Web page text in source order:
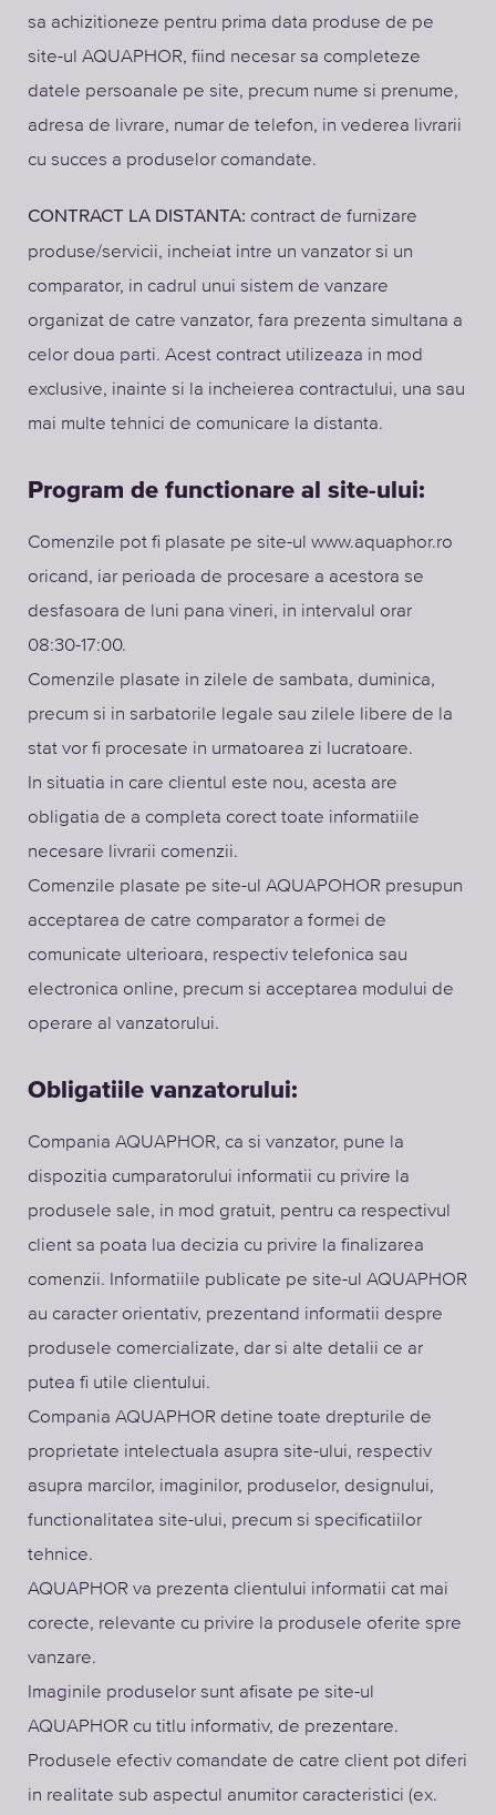
sa achizitioneze pentru prima data produse de pe
site-ul AQUAPHOR, fiind necesar sa completeze
datele persoanale pe site, precum nume si prenume,
adresa de livrare, numar de telefon, in vederea livrarii
cu succes a produselor comandate.
CONTRACT LA DISTANTA: contract de furnizare
produse/servicii, incheiat intre un vanzator si un
comparator, in cadrul unui sistem de vanzare
organizat de catre vanzator, fara prezenta simultana a
celor doua parti. Acest contract utilizeaza in mod
exclusive, inainte si la incheierea contractului, una sau
mai multe tehnici de comunicare la distanta.
Program de functionare al site-ului:
Comenzile pot fi plasate pe site-ul www.aquaphor.ro
oricand, iar perioada de procesare a acestora se
desfasoara de luni pana vineri, in intervalul orar
08:30-17:00.
Comenzile plasate in zilele de sambata, duminica,
precum si in sarbatorile legale sau zilele libere de la
stat vor fi procesate in urmatoarea zi lucratoare.
In situatia in care clientul este nou, acesta are
obligatia de a completa corect toate informatiile
necesare livrarii comenzii.
Comenzile plasate pe site-ul AQUAPOHOR presupun
acceptarea de catre comparator a formei de
comunicate ulterioara, respectiv telefonica sau
electronica online, precum si acceptarea modului de
operare al vanzatorului.
Obligatiile vanzatorului:
Compania AQUAPHOR, ca si vanzator, pune la
dispozitia cumparatorului informatii cu privire la
produsele sale, in mod gratuit, pentru ca respectivul
client sa poata lua decizia cu privire la finalizarea
comenzii. Informatiile publicate pe site-ul AQUAPHOR
au caracter orientativ, prezentand informatii despre
produsele comercializate, dar si alte detalii ce ar
putea fi utile clientului.
Compania AQUAPHOR detine toate drepturile de
proprietate intelectuala asupra site-ului, respectiv
asupra marcilor, imaginilor, produselor, designului,
functionalitatea site-ului, precum si specificatiilor
tehnice.
AQUAPHOR va prezenta clientului informatii cat mai
corecte, relevante cu privire la produsele oferite spre
vanzare.
Imaginile produselor sunt afisate pe site-ul
AQUAPHOR cu titlu informativ, de prezentare.
Produsele efectiv comandate de catre client pot diferi
in realitate sub aspectul anumitor caracteristici (ex.